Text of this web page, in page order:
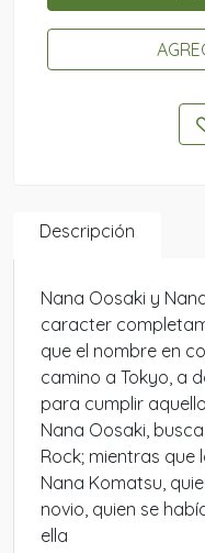
Descripción
Nana Oosaki y
caracter
que el nombre en
camino a Tokyo, a
para cumplir
Nana Oosaki,
Rock; mientras
Nana Komatsu,
novio, quien se
ella